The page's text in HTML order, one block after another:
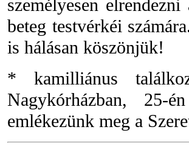
személyesen
beteg testvérkéi
is hálásan köszönjük!
* kamilliánus
Nagykórházban, 25-
emlékezünk meg a